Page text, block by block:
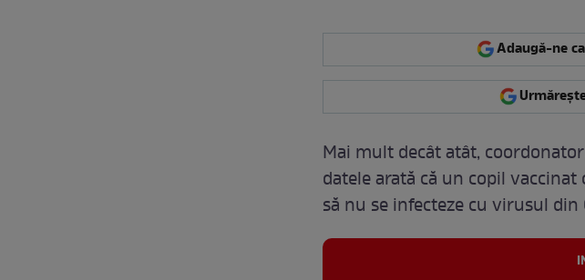
Adaugă-ne
Mai mult decât atât,
datele arată că un copil vaccinat
să nu se infecteze cu virusul din